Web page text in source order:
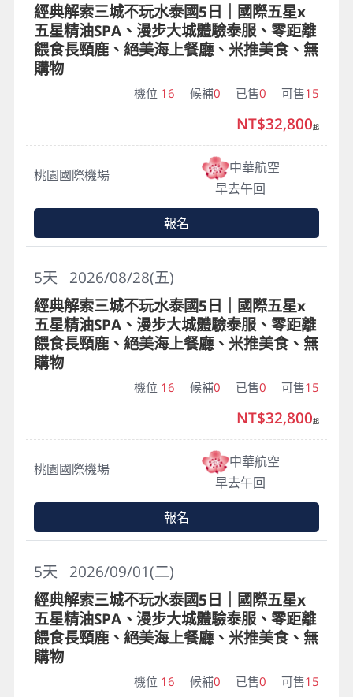
經典解索三城不玩水泰國5日｜國際五星x
五星精油SPA、漫步大城體驗泰服、零距離
餵食長頸鹿、絕美海上餐廳、米推美食、無
購物
機位 16 候補0 已售0 可售15
桃園國際機場
中華航空
早去午回
NT$32,800起
報名
2026/08/28(五)
5天
經典解索三城不玩水泰國5日｜國際五星x
五星精油SPA、漫步大城體驗泰服、零距離
餵食長頸鹿、絕美海上餐廳、米推美食、無
購物
機位 16 候補0 已售0 可售15
桃園國際機場
中華航空
早去午回
NT$32,800起
報名
2026/09/01(二)
5天
經典解索三城不玩水泰國5日｜國際五星x
五星精油SPA、漫步大城體驗泰服、零距離
餵食長頸鹿、絕美海上餐廳、米推美食、無
購物
機位 16 候補0 已售0 可售15